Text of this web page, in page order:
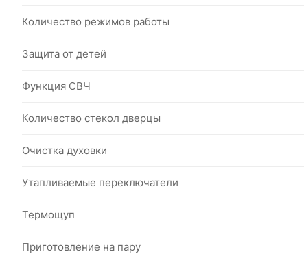
Количество режимов работы
Защита от детей
Функция СВЧ
Количество стекол дверцы
Очистка духовки
Утапливаемые переключатели
Термощуп
Приготовление на пару